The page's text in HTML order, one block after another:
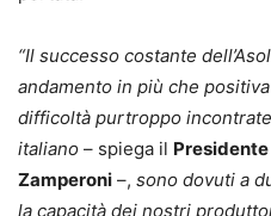
“Il successo costante
andamento in più che
difficoltà purtroppo
italiano – spiega il
Zamperoni –, sono dovuti a
la capacità dei nostri